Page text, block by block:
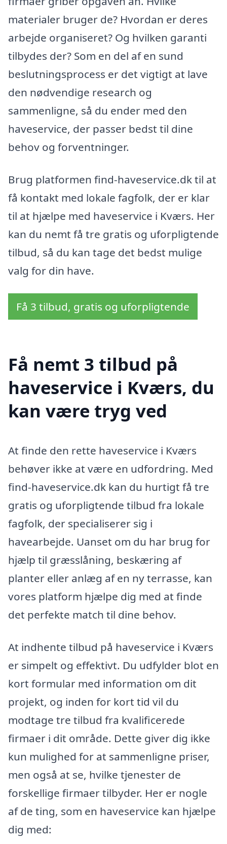
materialer bruger de? Hvordan er deres
arbejde organiseret? Og hvilken garanti
tilbydes der? Som en del af en sund
beslutningsprocess er det vigtigt at lave
den nødvendige research og
sammenligne, så du ender med den
haveservice, der passer bedst til dine
behov og forventninger.
Brug platformen find-haveservice.dk til at
få kontakt med lokale fagfolk, der er klar
til at hjælpe med haveservice i Kværs. Her
kan du nemt få tre gratis og uforpligtende
tilbud, så du kan tage det bedst mulige
valg for din have.
Få 3 tilbud, gratis og uforpligtende
Få nemt 3 tilbud på
haveservice i Kværs, du
kan være tryg ved
At finde den rette haveservice i Kværs
behøver ikke at være en udfordring. Med
find-haveservice.dk kan du hurtigt få tre
gratis og uforpligtende tilbud fra lokale
fagfolk, der specialiserer sig i
havearbejde. Uanset om du har brug for
hjælp til græsslåning, beskæring af
planter eller anlæg af en ny terrasse, kan
vores platform hjælpe dig med at finde
det perfekte match til dine behov.
At indhente tilbud på haveservice i Kværs
er simpelt og effektivt. Du udfylder blot en
kort formular med information om dit
projekt, og inden for kort tid vil du
modtage tre tilbud fra kvalificerede
firmaer i dit område. Dette giver dig ikke
kun mulighed for at sammenligne priser,
men også at se, hvilke tjenester de
forskellige firmaer tilbyder. Her er nogle
af de ting, som en haveservice kan hjælpe
dig med: